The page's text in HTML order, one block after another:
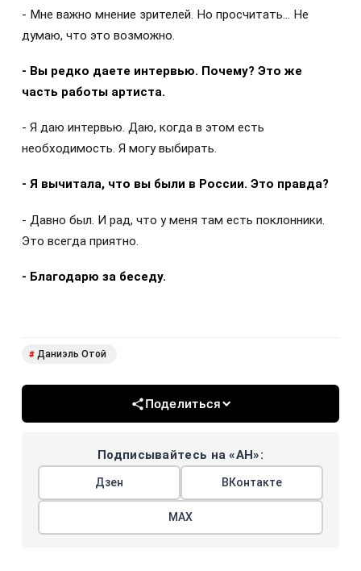
- Мне важно мнение зрителей. Но просчитать… Не
думаю, что это возможно.
- Вы редко даете интервью. Почему? Это же
часть работы артиста.
- Я даю интервью. Даю, когда в этом есть
необходимость. Я могу выбирать.
- Я вычитала, что вы были в России. Это правда?
- Давно был. И рад, что у меня там есть поклонники.
Это всегда приятно.
- Благодарю за беседу.
# Даниэль Отой
Поделиться
Подписывайтесь на «АН»:
Дзен ВКонтакте
МАХ